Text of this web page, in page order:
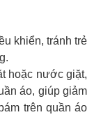
khiển, tránh trẻ
hoặc nước giặt,
áo, giúp giảm
trên quần áo